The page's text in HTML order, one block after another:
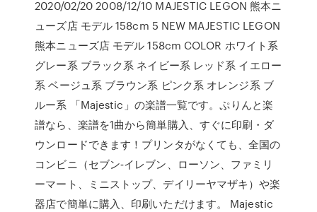
2020/02/20 2008/12/10 MAJESTIC LEGON 熊本ニ
ューズ店 モデル 158cm 5 NEW MAJESTIC LEGON
熊本ニューズ店 モデル 158cm COLOR ホワイト系
グレー系 ブラック系 ネイビー系 レッド系 イエロー
系 ベージュ系 ブラウン系 ピンク系 オレンジ系 ブ
ルー系 「Majestic」の楽譜一覧です。ぷりんと楽
譜なら、楽譜を1曲から簡単購入、すぐに印刷・ダ
ウンロードできます！プリンタがなくても、全国の
コンビニ（セブン‐イレブン、ローソン、ファミリ
ーマート、ミニストップ、デイリーヤマザキ）や楽
器店で簡単に購入、印刷いただけます。 Majestic